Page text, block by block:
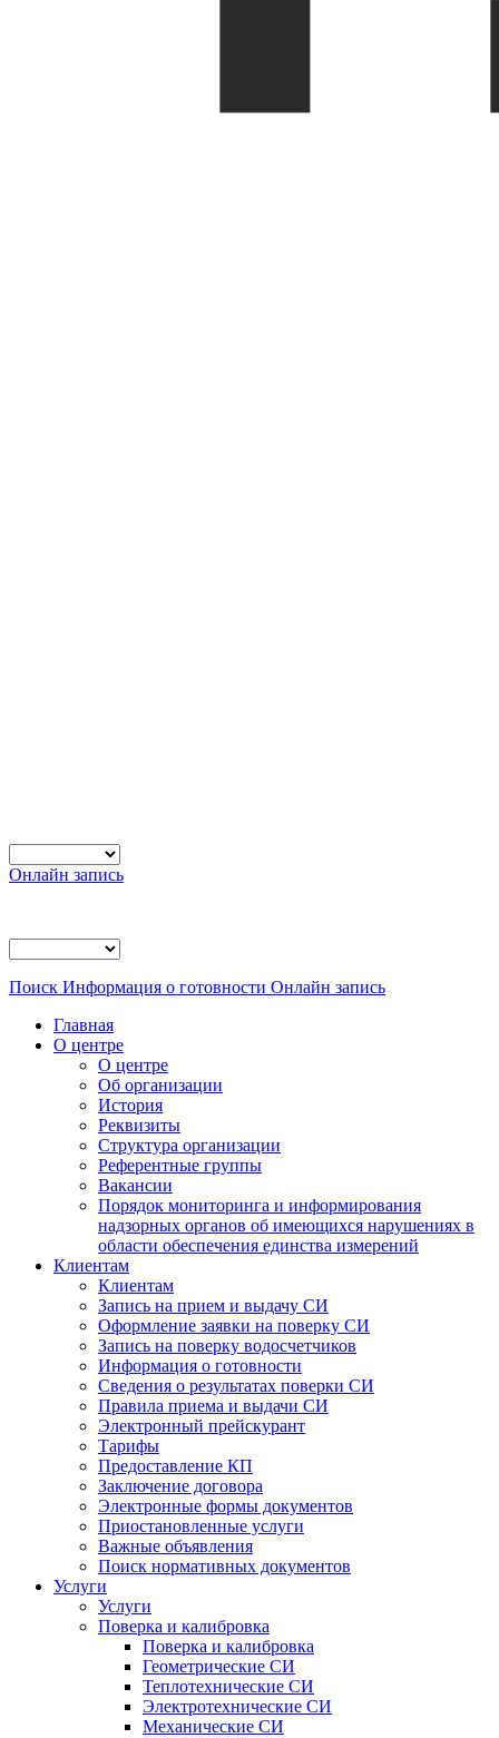
Онлайн запись
Поиск Информация о готовности Онлайн запись
Главная
О центре
О центре
Об организации
История
Реквизиты
Структура организации
Референтные группы
Вакансии
Порядок мониторинга и информирования
надзорных органов об имеющихся нарушениях в
области обеспечения единства измерений
Клиентам
Клиентам
Запись на прием и выдачу СИ
Оформление заявки на поверку СИ
Запись на поверку водосчетчиков
Информация о готовности
Сведения о результатах поверки СИ
Правила приема и выдачи СИ
Электронный прейскурант
Тарифы
Предоставление КП
Заключение договора
Электронные формы документов
Приостановленные услуги
Важные объявления
Поиск нормативных документов
Услуги
Услуги
Поверка и калибровка
Поверка и калибровка
Геометрические СИ
Теплотехнические СИ
Электротехнические СИ
Механические СИ